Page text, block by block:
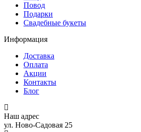
Повод
Подарки
Свадебные букеты
Информация
Доставка
Оплата
Акции
Контакты
Блог
Наш адрес
ул. Ново-Садовая 25